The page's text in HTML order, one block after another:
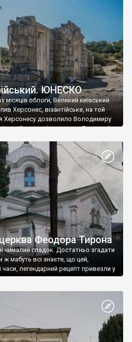
викрадені з фондів об’єкту
«Херсонеса Таврійського».
Візантії», але експерти та
це лише […]
ЮНЕСКО
місяців облоги, Великий київський
Херсонес, візантійське, на той
Херсонесу дозволило Володимиру
імператору Василю ІІ,
став Василем-
Хрещення Русі. На честь
названо місто […]
Феодора Тирона
чималий спадок. Достатньо згадати
ж мабуть всі знаєте, що цей,
часи, легендарний рецепт привезли у